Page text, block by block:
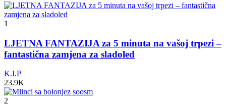
1
LJETNA FANTAZIJA za 5 minuta na vašoj trpezi –
fantastična zamjena za sladoled
K.I.P
23.9K
2